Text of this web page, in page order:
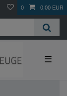
0 0,00 EUR
☰